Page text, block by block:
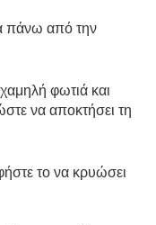
πάνω από την
φωτιά και
να αποκτήσει τη
το να κρυώσει